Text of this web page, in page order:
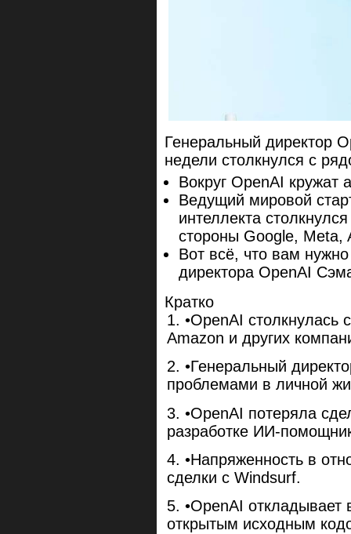
Генеральный директор
недели столкнулся с
Вокруг OpenAI кружат
Ведущий мировой
интеллекта
стороны Google, Meta,
Вот всё, что вам
директора OpenAI
Кратко
•OpenAI столкнулась
Amazon и других
•Генеральный
проблемами в личной
•OpenAI потеряла
разработке ИИ-
•Напряженность в
сделки с Windsurf.
•OpenAI
открытым исходным